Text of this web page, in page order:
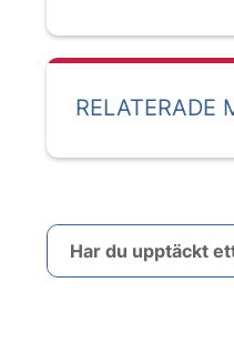
RELATERADE
Har du upptäckt